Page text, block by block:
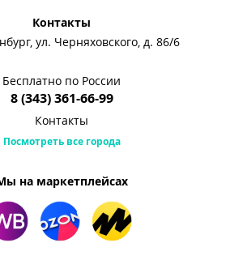
Контакты
ул. Черняховского, д. 86/6
Бесплатно по России
8 (343) 361-66-99
Контакты
Посмотреть все города
на маркетплейсах